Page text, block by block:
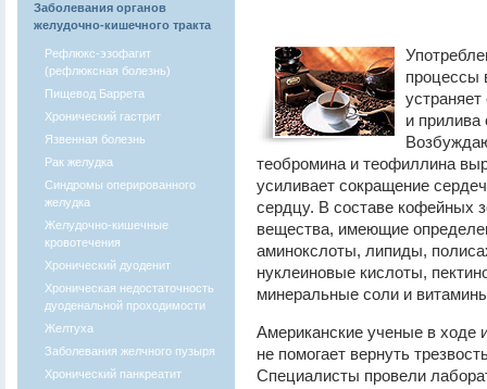
Заболевания органов
желудочно-кишечного тракта
Рефлюкс-эзофагит
(рефлюксная болезнь)
Пищевод Баррета
Хронический гастрит
Язвенная болезнь
Рак желудка
Синдромы оперированного
желудка
Желудочно-кишечные
кровотечения
Хронический дуоденит
Хроническая недостаточность
дуоденальной проходимости
Желтуха
Заболевания желчного пузыря
Хронический панкреатит
процессы
и
теобромина и теофиллина
усиливает сокращение
сердцу. В составе кофейных
вещества, имеющие
аминокслоты, липиды,
нуклеиновые кислоты,
минеральные соли и
Американские ученые в ходе
не помогает вернуть
Специалисты провели